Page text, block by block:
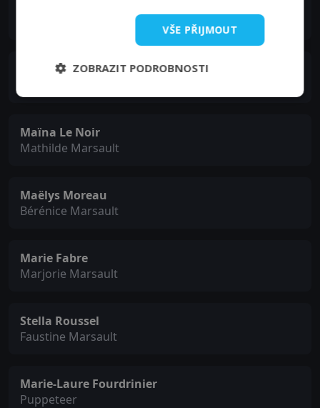
Claire Abeille
Maïna Le Noir
Mathilde Marsault
Maëlys Moreau
Bérénice Marsault
Marie Fabre
Marjorie Marsault
Stella Roussel
Faustine Marsault
Marie-Laure Fourdrinier
Puppeteer
VŠE PŘIJMOUT
ZOBRAZIT PODROBNOSTI